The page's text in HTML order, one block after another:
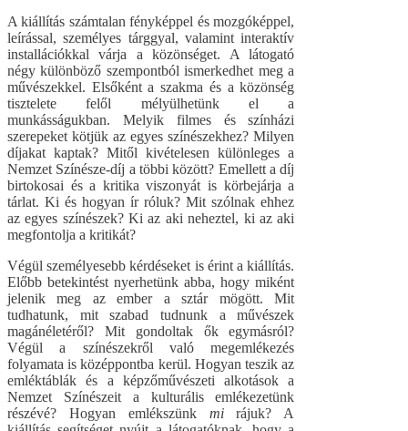
A kiállítás számtalan fényképpel és mozgóképpel,
leírással, személyes tárggyal, valamint interaktív
installációkkal várja a közönséget. A látogató
négy különböző szempontból ismerkedhet meg a
művészekkel. Elsőként a szakma és a közönség
tisztelete felől mélyülhetünk el a
munkásságukban. Melyik filmes és színházi
szerepeket kötjük az egyes színészekhez? Milyen
díjakat kaptak? Mitől kivételesen különleges a
Nemzet Színésze-díj a többi között? Emellett a díj
birtokosai és a kritika viszonyát is körbejárja a
tárlat. Ki és hogyan ír róluk? Mit szólnak ehhez
az egyes színészek? Ki az aki neheztel, ki az aki
megfontolja a kritikát?
Végül személyesebb kérdéseket is érint a kiállítás.
Előbb betekintést nyerhetünk abba, hogy miként
jelenik meg az ember a sztár mögött. Mit
tudhatunk, mit szabad tudnunk a művészek
magánéletéről? Mit gondoltak ők egymásról?
Végül a színészekről való megemlékezés
folyamata is középpontba kerül. Hogyan teszik az
emléktáblák és a képzőművészeti alkotások a
Nemzet Színészeit a kulturális emlékezetünk
részévé? Hogyan emlékszünk mirájuk? A